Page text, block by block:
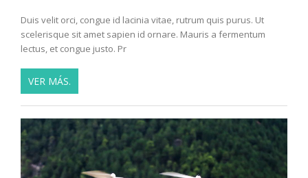
Duis velit orci, congue id lacinia vitae, rutrum quis purus. Ut
scelerisque sit amet sapien id ornare. Mauris a fermentum
lectus, et congue justo. Pr
VER MÁS.